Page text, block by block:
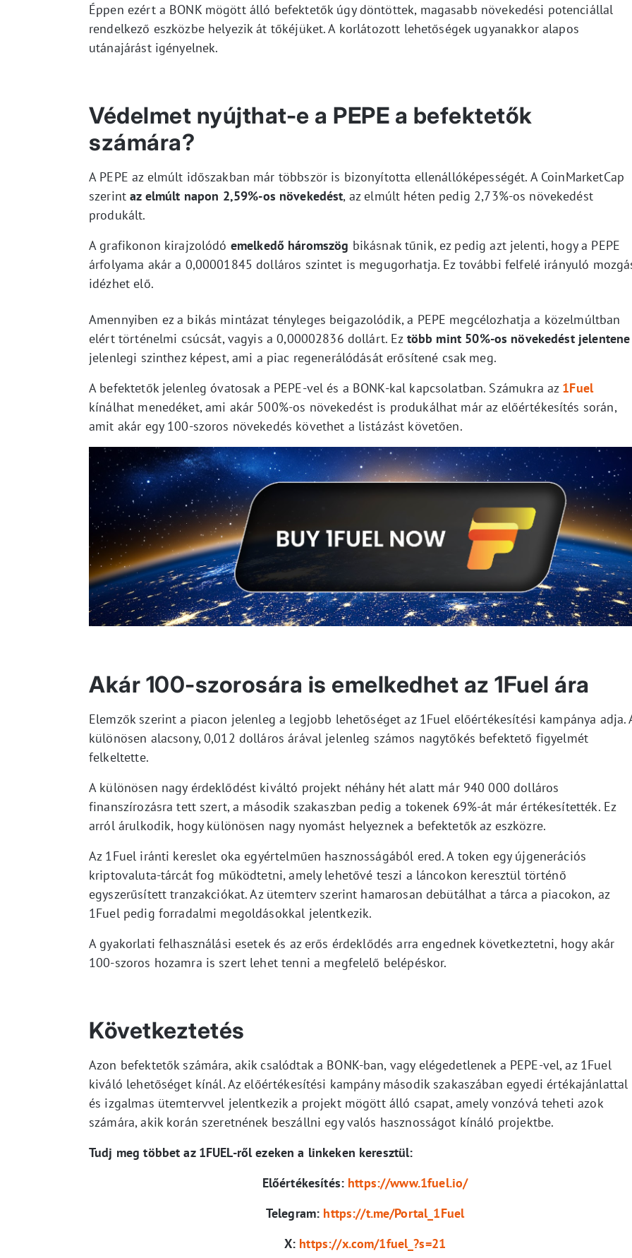
Éppen ezért a BONK mögött álló befektetők úgy döntöttek, magasabb növekedési potenciállal
rendelkező eszközbe helyezik át tőkéjüket. A korlátozott lehetőségek ugyanakkor alapos
utánajárást igényelnek.
Védelmet nyújthat-e a PEPE a befektetők
számára?
A PEPE az elmúlt időszakban már többször is bizonyította ellenállóképességét. A CoinMarketCap
szerintaz elmúlt napon 2,59%-os növekedést, az elmúlt héten pedig 2,73%-os növekedést
produkált.
A grafikonon kirajzolódó emelkedő háromszög bikásnak tűnik, ez pedig azt jelenti, hogy a PEPE
árfolyama akár a 0,00001845 dolláros szintet is megugorhatja. Ez további felfelé irányuló
idézhet elő.
Amennyiben ez a bikás mintázat tényleges beigazolódik, a PEPE megcélozhatja a közelmúltban
elért történelmi csúcsát, vagyis a 0,00002836 dollárt. Ez több mint 50%-os növekedést jelentene
jelenlegi szinthez képest, ami a piac regenerálódását erősítené csak meg.
A befektetők jelenleg óvatosak a PEPE-vel és a BONK-kal kapcsolatban. Számukra az 1Fuel
kínálhat menedéket, ami akár 500%-os növekedést is produkálhat már az előértékesítés során,
amit akár egy 100-szoros növekedés követhet a listázást követően.
Akár 100-szorosára is emelkedhet az 1Fuel ára
Elemzők szerint a piacon jelenleg a legjobb lehetőséget az 1Fuel előértékesítési kampánya adja.
különösen alacsony, 0,012 dolláros árával jelenleg számos nagytőkés befektető figyelmét
felkeltette.
A különösen nagy érdeklődést kiváltó projekt néhány hét alatt már 940 000 dolláros
finanszírozásra tett szert, a második szakaszban pedig a tokenek 69%-át már értékesítették. Ez
arról árulkodik, hogy különösen nagy nyomást helyeznek a befektetők az eszközre.
Az 1Fuel iránti kereslet oka egyértelműen hasznosságából ered. A token egy újgenerációs
kriptovaluta-tárcát fog működtetni, amely lehetővé teszi a láncokon keresztül történő
egyszerűsített tranzakciókat. Az ütemterv szerint hamarosan debütálhat a tárca a piacokon, az
1Fuel pedig forradalmi megoldásokkal jelentkezik.
A gyakorlati felhasználási esetek és az erős érdeklődés arra engednek következtetni, hogy akár
100-szoros hozamra is szert lehet tenni a megfelelő belépéskor.
Következtetés
Azon befektetők számára, akik csalódtak a BONK-ban, vagy elégedetlenek a PEPE-vel, az 1Fuel
kiváló lehetőséget kínál. Az előértékesítési kampány második szakaszában egyedi értékajánlattal
és izgalmas ütemtervvel jelentkezik a projekt mögött álló csapat, amely vonzóvá teheti azok
számára, akik korán szeretnének beszállni egy valós hasznosságot kínáló projektbe.
Tudj meg többet az 1FUEL-ről ezeken a linkeken keresztül:
Előértékesítés: https://www.1fuel.io/
Telegram: https://t.me/Portal_1Fuel
X: https://x.com/1fuel_?s=21